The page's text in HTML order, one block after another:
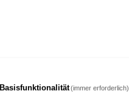
Basisfunktionalität(immer erforderlich)